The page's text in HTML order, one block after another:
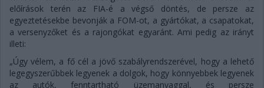
előírások terén az FIA-é a végső döntés, de persze az
egyeztetésekbe bevonják a FOM-ot, a gyártókat, a csapatokat,
a versenyzőket és a rajongókat egyaránt. Ami pedig az irányt
illeti:
„Úgy vélem, a fő cél a jövő szabályrendszerével, hogy a lehető
legegyszerűbbek legyenek a dolgok, hogy könnyebbek legyenek
az autók, fenntartható üzemanyaggal, és persze